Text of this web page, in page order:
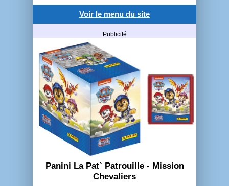
Voir le menu du site
Publicité
Panini La Pat` Patrouille - Mission
Chevaliers